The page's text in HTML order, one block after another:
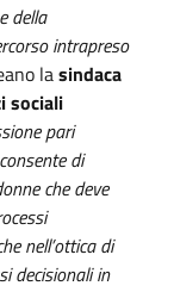
della
intrapreso
lasindaca
sociali
pari
di
che deve
nell’ottica di
decisionali in